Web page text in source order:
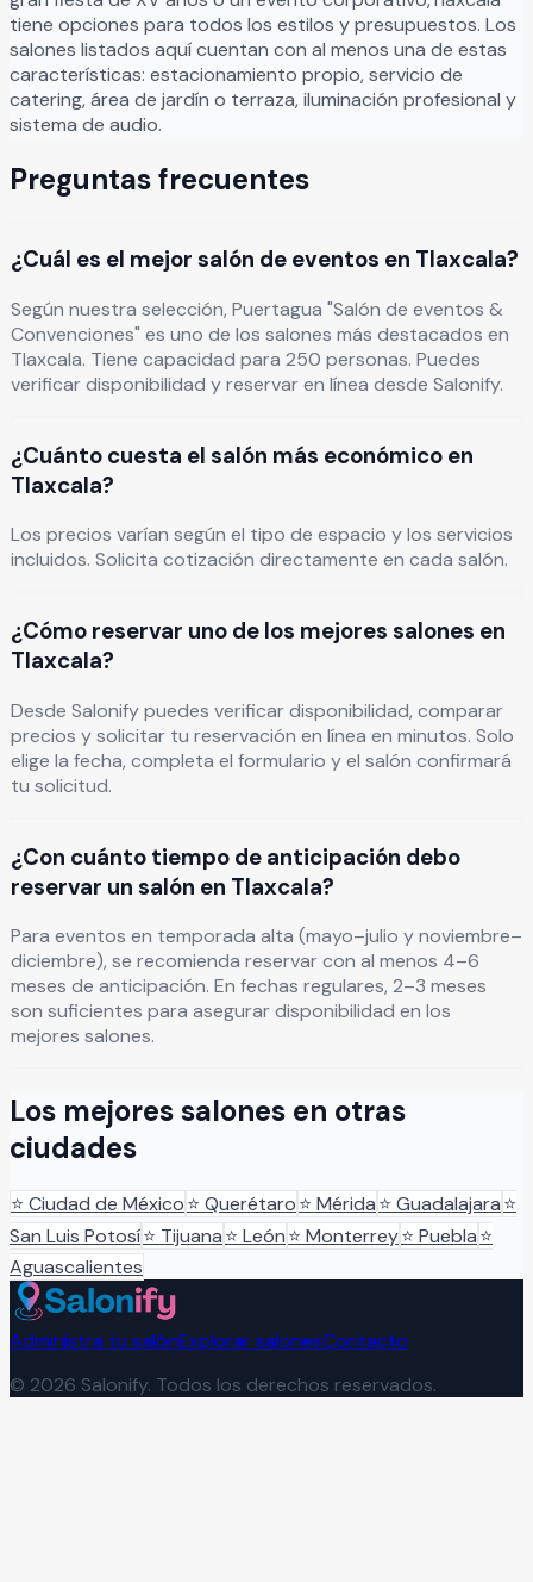
tiene opciones para todos los estilos y presupuestos. Los
salones listados aquí cuentan con al menos una de estas
características: estacionamiento propio, servicio de
catering, área de jardín o terraza, iluminación profesional y
sistema de audio.
Preguntas frecuentes
¿Cuál es el mejor salón de eventos en Tlaxcala?
Según nuestra selección, Puertagua "Salón de eventos &
Convenciones" es uno de los salones más destacados en
Tlaxcala. Tiene capacidad para 250 personas. Puedes
verificar disponibilidad y reservar en línea desde Salonify.
¿Cuánto cuesta el salón más económico en
Tlaxcala?
Los precios varían según el tipo de espacio y los servicios
incluidos. Solicita cotización directamente en cada salón.
¿Cómo reservar uno de los mejores salones en
Tlaxcala?
Desde Salonify puedes verificar disponibilidad, comparar
precios y solicitar tu reservación en línea en minutos. Solo
elige la fecha, completa el formulario y el salón confirmará
tu solicitud.
¿Con cuánto tiempo de anticipación debo
reservar un salón en Tlaxcala?
Para eventos en temporada alta (mayo–julio y noviembre–
diciembre), se recomienda reservar con al menos 4–6
meses de anticipación. En fechas regulares, 2–3 meses
son suficientes para asegurar disponibilidad en los
mejores salones.
Los mejores salones en otras
ciudades
⭐ Ciudad de México⭐ Querétaro⭐ Mérida⭐ Guadalajara⭐
San Luis Potosí⭐ Tijuana⭐ León⭐ Monterrey⭐ Puebla⭐
Aguascalientes
Administra tu salónExplorar salonesContacto
© 2026 Salonify. Todos los derechos reservados.